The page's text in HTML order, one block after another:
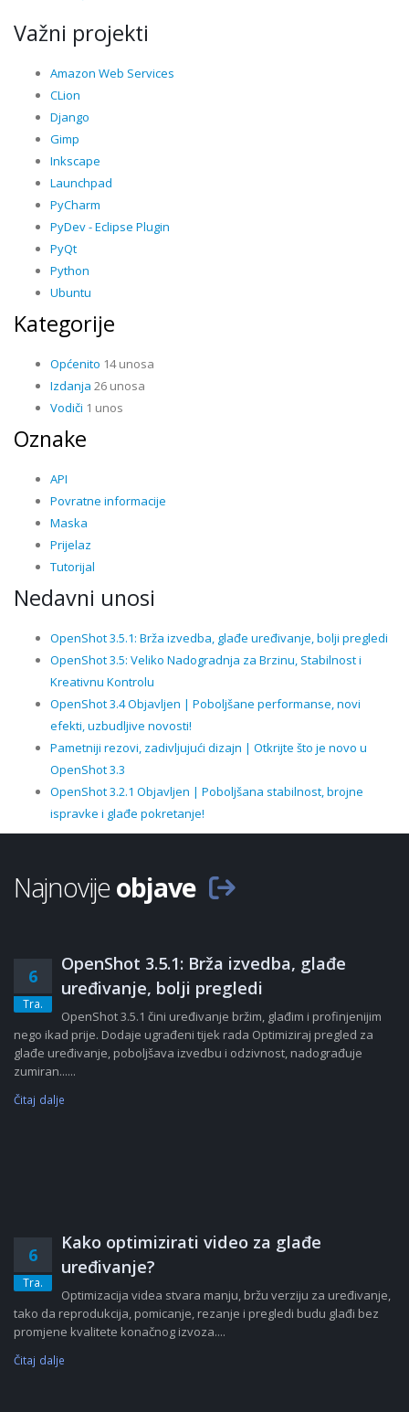
Važni projekti
Amazon Web Services
CLion
Django
Gimp
Inkscape
Launchpad
PyCharm
PyDev - Eclipse Plugin
PyQt
Python
Ubuntu
Kategorije
Općenito 14 unosa
Izdanja 26 unosa
Vodiči 1 unos
Oznake
API
Povratne informacije
Maska
Prijelaz
Tutorijal
Nedavni unosi
OpenShot 3.5.1: Brža izvedba, glađe uređivanje, bolji pregledi
OpenShot 3.5: Veliko Nadogradnja za Brzinu, Stabilnost i
Kreativnu Kontrolu
OpenShot 3.4 Objavljen | Poboljšane performanse, novi
efekti, uzbudljive novosti!
Pametniji rezovi, zadivljujući dizajn | Otkrijte što je novo u
OpenShot 3.3
OpenShot 3.2.1 Objavljen | Poboljšana stabilnost, brojne
ispravke i glađe pokretanje!
Najnovijeobjave
6
Tra.
OpenShot 3.5.1: Brža izvedba, glađe
uređivanje, bolji pregledi
OpenShot 3.5.1 čini uređivanje bržim, glađim i profinjenijim
nego ikad prije. Dodaje ugrađeni tijek rada Optimiziraj pregled za
glađe uređivanje, poboljšava izvedbu i odzivnost, nadograđuje
zumiran......
Čitaj dalje
6
Tra.
Kako optimizirati video za glađe
uređivanje?
Optimizacija videa stvara manju, bržu verziju za uređivanje,
tako da reprodukcija, pomicanje, rezanje i pregledi budu glađi bez
promjene kvalitete konačnog izvoza....
Čitaj dalje